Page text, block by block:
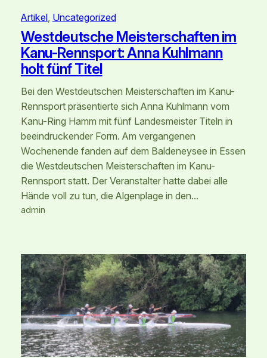
Artikel, Uncategorized
Westdeutsche Meisterschaften im
Kanu-Rennsport: Anna Kuhlmann
holt fünf Titel
Bei den Westdeutschen Meisterschaften im Kanu-
Rennsport präsentierte sich Anna Kuhlmann vom
Kanu-Ring Hamm mit fünf Landesmeister Titeln in
beeindruckender Form. Am vergangenen
Wochenende fanden auf dem Baldeneysee in Essen
die Westdeutschen Meisterschaften im Kanu-
Rennsport statt. Der Veranstalter hatte dabei alle
Hände voll zu tun, die Algenplage in den…
admin